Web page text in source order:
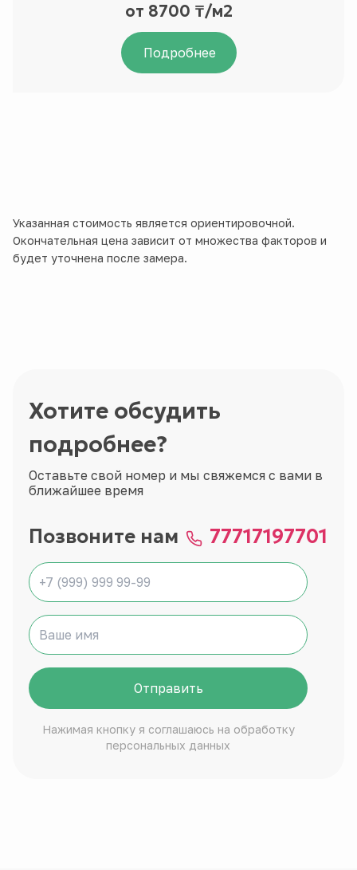
от 8700 ₸/м2
Подробнее
Указанная стоимость является ориентировочной.
Окончательная цена зависит от множества факторов и
будет уточнена после замера.
Хотите обсудить
подробнее?
Оставьте свой номер и мы свяжемся с вами в
ближайшее время
Позвоните нам 77717197701
Отправить
Нажимая кнопку я соглашаюсь на обработку
персональных данных